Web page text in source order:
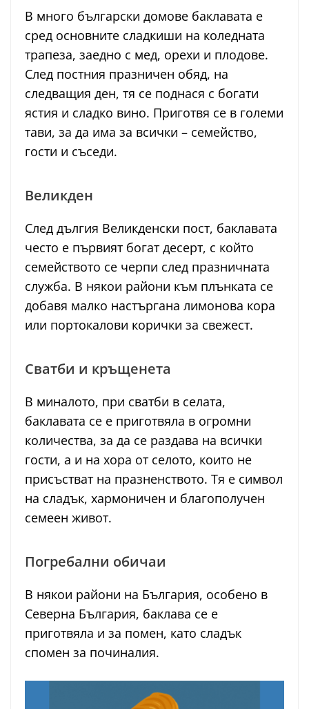
В много български домове баклавата е
сред основните сладкиши на коледната
трапеза, заедно с мед, орехи и плодове.
След постния празничен обяд, на
следващия ден, тя се поднася с богати
ястия и сладко вино. Приготвя се в големи
тави, за да има за всички – семейство,
гости и съседи.
Великден
След дългия Великденски пост, баклавата
често е първият богат десерт, с който
семейството се черпи след празничната
служба. В някои райони към плънката се
добавя малко настъргана лимонова кора
или портокалови корички за свежест.
Сватби и кръщенета
В миналото, при сватби в селата,
баклавата се е приготвяла в огромни
количества, за да се раздава на всички
гости, а и на хора от селото, които не
присъстват на празненството. Тя е символ
на сладък, хармоничен и благополучен
семеен живот.
Погребални обичаи
В някои райони на България, особено в
Северна България, баклава се е
приготвяла и за помен, като сладък
спомен за починалия.